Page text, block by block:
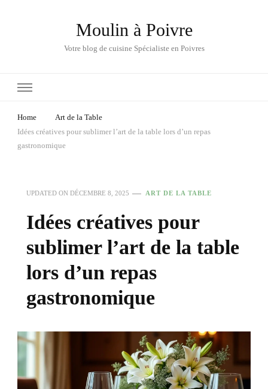
Moulin à Poivre
Votre blog de cuisine Spécialiste en Poivres
Home
Art de la Table
Idées créatives pour sublimer l’art de la table lors d’un repas
gastronomique
UPDATED ON DÉCEMBRE 8, 2025 ART DE LA TABLE
Idées créatives pour
sublimer l’art de la table
lors d’un repas
gastronomique